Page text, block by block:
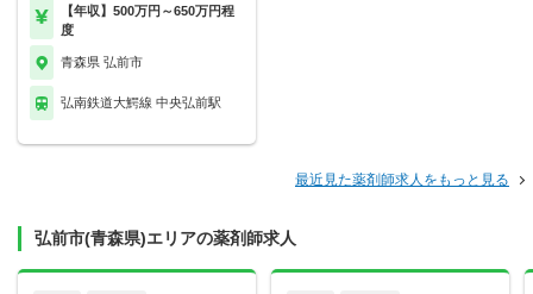
【年収】500万円～650万円程
度
青森県 弘前市
弘南鉄道大鰐線 中央弘前駅
最近見た薬剤師求人をもっと見る
弘前市(青森県)エリアの薬剤師求人